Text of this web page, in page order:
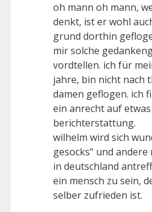
oh mann oh mann,
denkt, ist er wohl
grund dorthin
mir solche
vordtellen. ich für
jahre, bin nicht nach
damen geflogen. ich
ein anrecht auf
berichterstattung.
wilhelm wird sich
gesocks“ und
in deutschland
ein mensch zu sein,
selber zufrieden ist.